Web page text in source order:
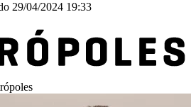
29/04/2024 19:33